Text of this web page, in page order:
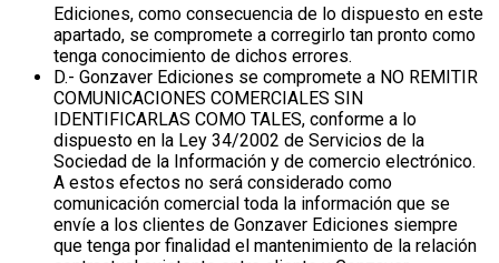
Ediciones, como consecuencia de lo dispuesto en este
apartado, se compromete a corregirlo tan pronto como
tenga conocimiento de dichos errores.
D.- Gonzaver Ediciones se compromete a NO REMITIR
COMUNICACIONES COMERCIALES SIN
IDENTIFICARLAS COMO TALES, conforme a lo
dispuesto en la Ley 34/2002 de Servicios de la
Sociedad de la Información y de comercio electrónico.
A estos efectos no será considerado como
comunicación comercial toda la información que se
envíe a los clientes de Gonzaver Ediciones siempre
que tenga por finalidad el mantenimiento de la relación